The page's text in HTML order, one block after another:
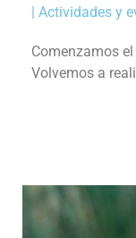
| Actividades y
Comenzamos
Volvemos a